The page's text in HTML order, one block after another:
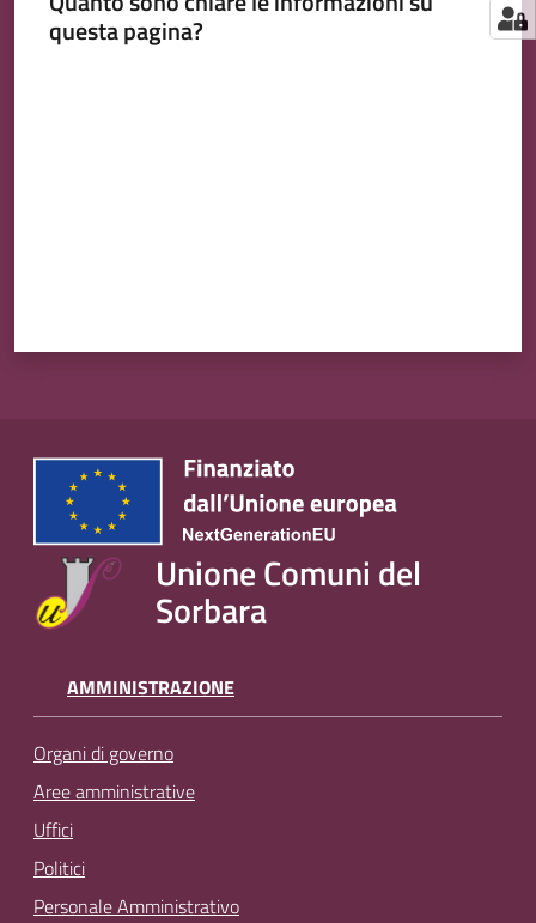
questa pagina?
Unione Comuni del
Sorbara
AMMINISTRAZIONE
Organi di governo
Aree amministrative
Uffici
Politici
Personale Amministrativo